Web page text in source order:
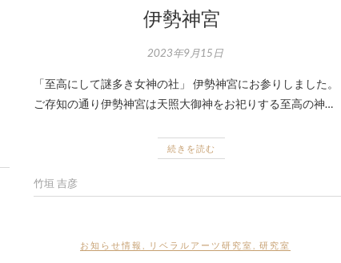
伊勢神宮
2023年9月15日
「至高にして謎多き女神の社」 伊勢神宮にお参りしました。
ご存知の通り伊勢神宮は天照大御神をお祀りする至高の神…
続きを読む
竹垣 吉彦
お知らせ情報 リベラルアーツ研究室 研究室